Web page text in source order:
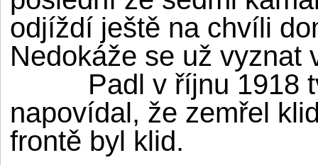
odjíždí ještě na chvíli
Nedokáže se už vyznat
Padl v říjnu 1918
napovídal, že zemřel
frontě byl klid.